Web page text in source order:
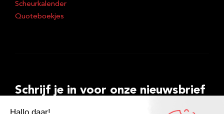
Scheurkalender
Quoteboekjes
Schrijf je in voor onze nieuwsbrief